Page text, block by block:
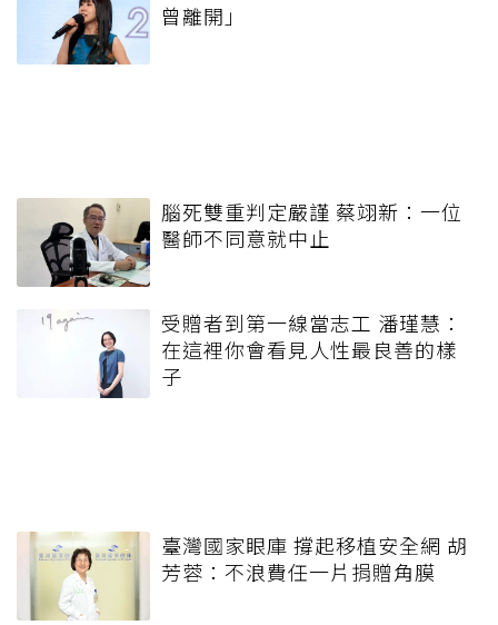
曾離開」
腦死雙重判定嚴謹 蔡翊新：一位
醫師不同意就中止
受贈者到第一線當志工 潘瑾慧：
在這裡你會看見人性最良善的樣
子
臺灣國家眼庫 撐起移植安全網 胡
芳蓉：不浪費任一片捐贈角膜